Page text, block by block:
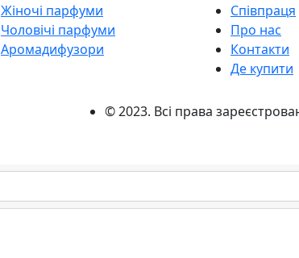
Жіночі парфуми
Чоловічі парфуми
Аромадифузори
Співпраця
Про нас
Контакти
Де купити
© 2023. Всі права